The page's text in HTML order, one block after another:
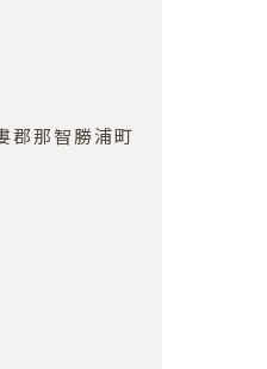
郡那智勝浦町